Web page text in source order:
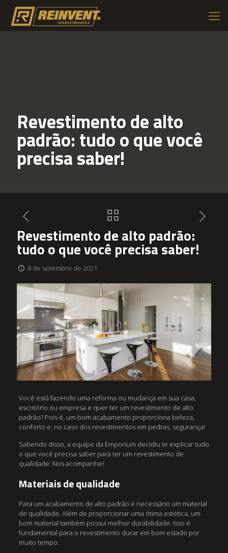
Revestimento de alto
padrão: tudo o que você
precisa saber!
Revestimento de alto padrão:
tudo o que você precisa saber!
8 de setembro de 2021
Você está fazendo uma reforma ou mudança em sua casa,
escritório ou empresa e quer ter um revestimento de alto
padrão? Pois é, um bom acabamento proporciona beleza,
conforto e, no caso dos revestimentos em pedras, segurança!
Sabendo disso, a equipe da Emporium decidiu te explicar tudo
o que você precisa saber para ter um revestimento de
qualidade. Nos acompanhe!
Materiais de qualidade
Para um acabamento de alto padrão é necessário um material
de qualidade. Além de proporcionar uma ótima estética, um
bom material também possui melhor durabilidade. Isso é
fundamental para o revestimento durar em bom estado por
muito tempo.